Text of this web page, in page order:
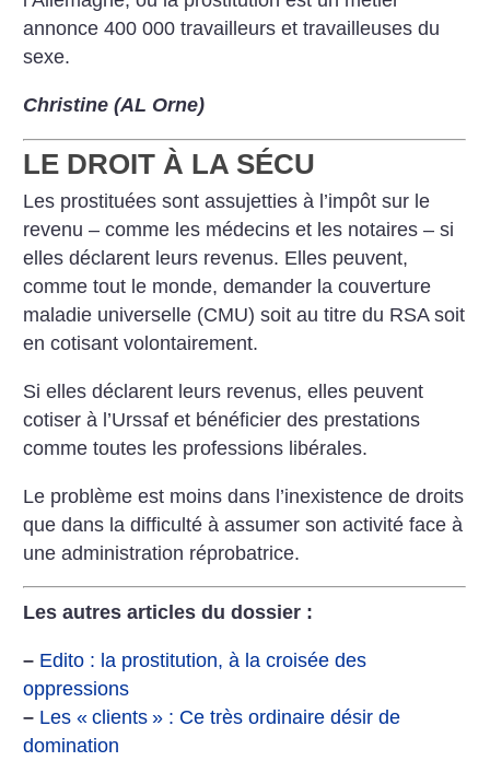
annonce 400 000 travailleurs et travailleuses du
sexe.
Christine (AL Orne)
LE DROIT À LA SÉCU
Les prostituées sont assujetties à l’impôt sur le
revenu – comme les médecins et les notaires – si
elles déclarent leurs revenus. Elles peuvent,
comme tout le monde, demander la couverture
maladie universelle (CMU) soit au titre du RSA soit
en cotisant volontairement.
Si elles déclarent leurs revenus, elles peuvent
cotiser à l’Urssaf et bénéficier des prestations
comme toutes les professions libérales.
Le problème est moins dans l’inexistence de droits
que dans la difficulté à assumer son activité face à
une administration réprobatrice.
Les autres articles du dossier :
– Edito : la prostitution, à la croisée des
oppressions
– Les « clients » : Ce très ordinaire désir de
domination